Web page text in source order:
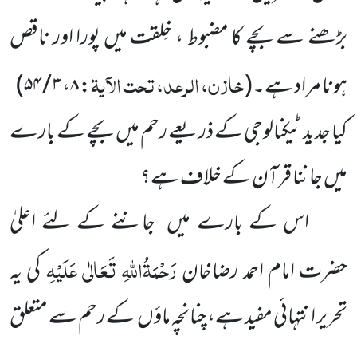
بڑھنے سے بچے کا مضبوط ، خِلقت میں پورا اور ناقص
ہونا مراد ہے۔(خازن، الرعد، تحت الآیۃ:۸،۳ / ۵۴
)
کیا جدید ٹیکنالوجی کے ذریعے رحم میں بچے کے بارے
میں جاننا قرآن کے خلاف ہے؟
اس کے بارے میں جاننے کے لئے اعلیٰ
حضرت امام احمد رضاخانرَحْمَۃُاللّٰہِ تَعَالٰی عَلَیْہِکی یہ
تحریر انتہائی مفید ہے، چنانچہ ماؤں کے رحم سے متعلق